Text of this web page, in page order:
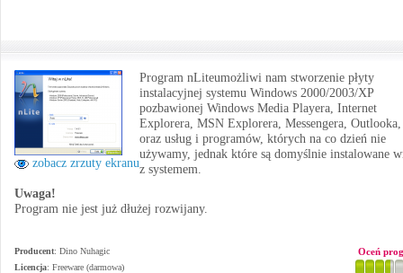
zobacz zrzuty ekranu
Program nLiteumożliwi nam stworzenie płyty
instalacyjnej systemu Windows 2000/2003/XP
pozbawionej Windows Media Playera, Internet
Explorera, MSN Explorera, Messengera, Outlooka,
oraz usług i programów, których na co dzień nie
używamy, jednak które są domyślnie instalowane
z systemem.
Uwaga!
Program nie jest już dłużej rozwijany.
Producent: Dino Nuhagic
Licencja: Freeware (darmowa)
Oceń